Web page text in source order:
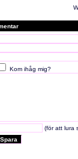
Kom ihåg mig?
(för att lura